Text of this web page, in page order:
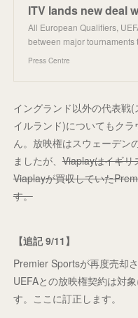
All European Qualifiers,
between major tournaments
Press Centre
イングランド以外の代表戦
イルランド)についてもク
ん。放映権はスウェーデン
ましたが、Viaplayはイギリ
Viaplayが買収していた
す。
【追記 9/11】
Premier Sportsが再度売却
UEFAとの放映権契約は対
す。ここに訂正します。